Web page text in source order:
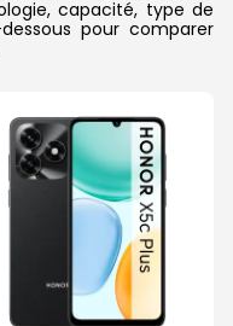
capacité, type de
pour comparer